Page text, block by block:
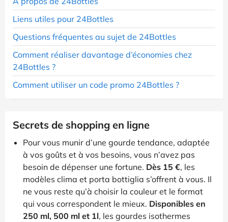
Liens utiles pour 24Bottles
Questions fréquentes au sujet de 24Bottles
Comment réaliser davantage d’économies chez
24Bottles ?
Comment utiliser un code promo 24Bottles ?
Secrets de shopping en ligne
Pour vous munir d’une gourde tendance, adaptée
à vos goûts et à vos besoins, vous n’avez pas
besoin de dépenser une fortune. Dès 15 €, les
modèles clima et porta bottiglia s’offrent à vous. Il
ne vous reste qu’à choisir la couleur et le format
qui vous correspondent le mieux. Disponibles en
250 ml, 500 ml et 1l, les gourdes isothermes